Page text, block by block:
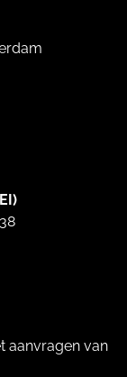
aanvragen van